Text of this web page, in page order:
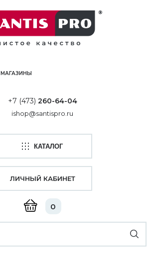
МАГАЗИНЫ
+7 (473) 260-64-04
ishop@santispro.ru
КАТАЛОГ
0
ЛИЧНЫЙ КАБИНЕТ